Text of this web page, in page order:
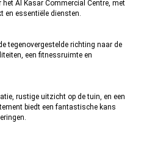
Al Kasar Commercial Centre, met
en essentiële diensten.
tegenovergestelde richting naar de
een fitnessruimte en
rustige uitzicht op de tuin, en een
biedt een fantastische kans